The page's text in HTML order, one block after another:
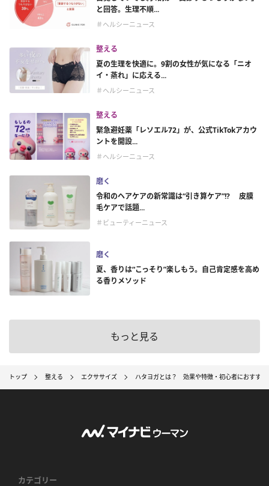
と回答。生理不順...
＃ヘルシーニュース
整える
夏の生理を快適に。9割の女性が気になる「ニオ
イ・蒸れ」に応える...
＃ヘルシーニュース
整える
緊急避妊薬「レソエル72」が、公式TikTokアカウ
ントを開設...
＃ヘルシーニュース
磨く
令和のヘアケアの新常識は“引き算ケア”!? 皮膜
毛ケアで話題...
＃ビューティーニュース
磨く
夏、香りは“こっそり”楽しもう。自己肯定感を高め
る香りメソッド
もっと見る
トップ 整える エクササイズ ハタヨガとは？ 効果や特徴・初心者におすすめ
カテゴリー